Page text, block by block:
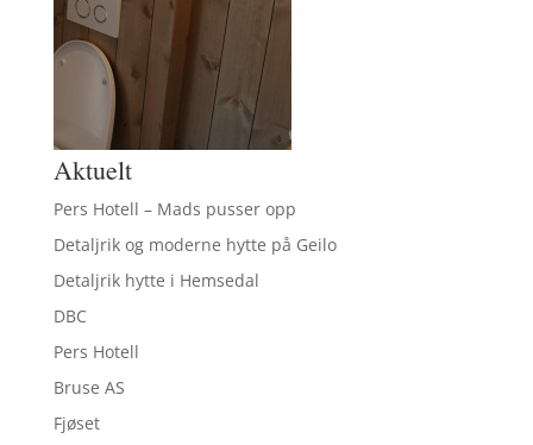
Aktuelt
Pers Hotell – Mads pusser opp
Detaljrik og moderne hytte på Geilo
Detaljrik hytte i Hemsedal
DBC
Pers Hotell
Bruse AS
Fjøset